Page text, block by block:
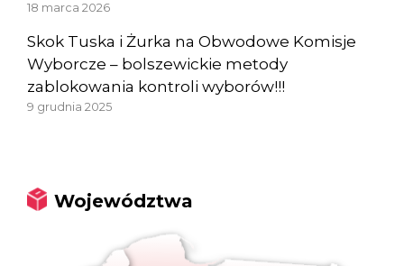
18 marca 2026
Skok Tuska i Żurka na Obwodowe Komisje
Wyborcze – bolszewickie metody
zablokowania kontroli wyborów!!!
9 grudnia 2025
Województwa